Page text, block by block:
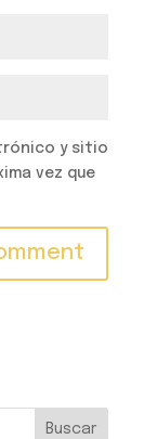
y sitio
vez que
Buscar